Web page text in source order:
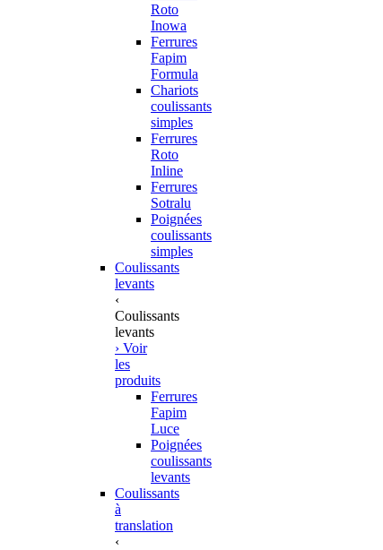
Roto
Inowa
Ferrures
Fapim
Formula
Chariots
coulissants
simples
Ferrures
Roto
Inline
Ferrures
Sotralu
Poignées
coulissants
simples
Coulissants
levants
‹
Coulissants
levants
› Voir
les
produits
Ferrures
Fapim
Luce
Poignées
coulissants
levants
Coulissants
à
translation
‹